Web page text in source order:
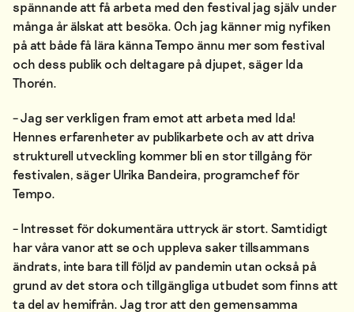
spännande att få arbeta med den festival jag själv under
många år älskat att besöka. Och jag känner mig nyfiken
på att både få lära känna Tempo ännu mer som festival
och dess publik och deltagare på djupet, säger Ida
Thorén.
– Jag ser verkligen fram emot att arbeta med Ida!
Hennes erfarenheter av publikarbete och av att driva
strukturell utveckling kommer bli en stor tillgång för
festivalen, säger Ulrika Bandeira, programchef för
Tempo.
– Intresset för dokumentära uttryck är stort. Samtidigt
har våra vanor att se och uppleva saker tillsammans
ändrats, inte bara till följd av pandemin utan också på
grund av det stora och tillgängliga utbudet som finns att
ta del av hemifrån. Jag tror att den gemensamma